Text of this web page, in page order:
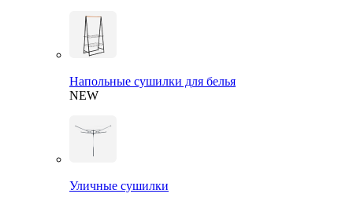
Напольные сушилки для белья
NEW
Уличные сушилки